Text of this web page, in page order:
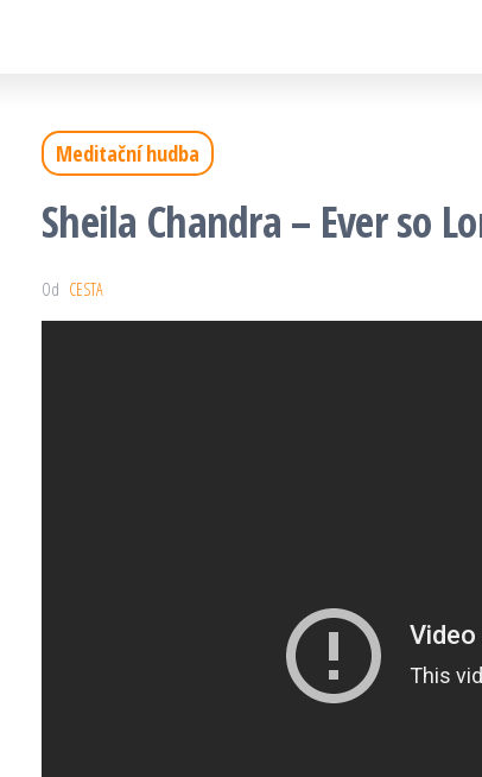
Meditační hudba
Sheila Chandra – Ever so
Od CESTA